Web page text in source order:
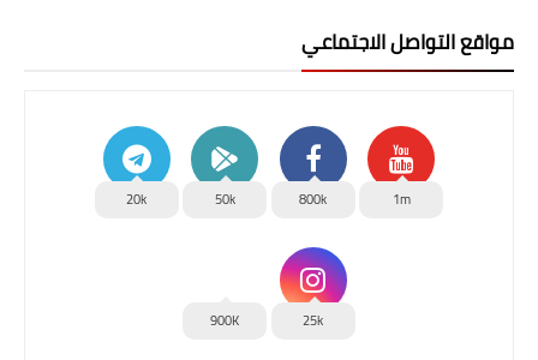
مواقع التواصل الاجتماعي
1m
800k
50k
20k
25k
900K